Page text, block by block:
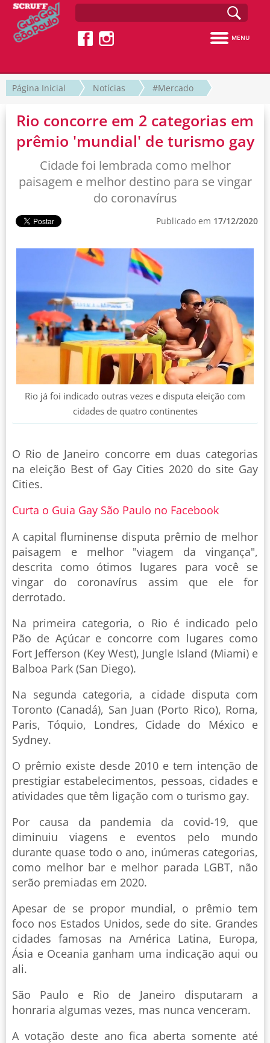
MENU
Página Inicial Notícias #Mercado
Rio concorre em 2 categorias em
prêmio 'mundial' de turismo gay
Cidade foi lembrada como melhor
paisagem e melhor destino para se vingar
do coronavírus
Publicado em 17/12/2020
Rio já foi indicado outras vezes e disputa eleição com
cidades de quatro continentes
O Rio de Janeiro concorre em duas categorias
na eleição Best of Gay Cities 2020 do site Gay
Cities.
Curta o Guia Gay São Paulo no Facebook
A capital fluminense disputa prêmio de melhor
paisagem e melhor "viagem da vingança",
descrita como ótimos lugares para você se
vingar do coronavírus assim que ele for
derrotado.
Na primeira categoria, o Rio é indicado pelo
Pão de Açúcar e concorre com lugares como
Fort Jefferson (Key West), Jungle Island (Miami) e
Balboa Park (San Diego).
Na segunda categoria, a cidade disputa com
Toronto (Canadá), San Juan (Porto Rico), Roma,
Paris, Tóquio, Londres, Cidade do México e
Sydney.
O prêmio existe desde 2010 e tem intenção de
prestigiar estabelecimentos, pessoas, cidades e
atividades que têm ligação com o turismo gay.
Por causa da pandemia da covid-19, que
diminuiu viagens e eventos pelo mundo
durante quase todo o ano, inúmeras categorias,
como melhor bar e melhor parada LGBT, não
serão premiadas em 2020.
Apesar de se propor mundial, o prêmio tem
foco nos Estados Unidos, sede do site. Grandes
cidades famosas na América Latina, Europa,
Ásia e Oceania ganham uma indicação aqui ou
ali.
São Paulo e Rio de Janeiro disputaram a
honraria algumas vezes, mas nunca venceram.
A votação deste ano fica aberta somente até